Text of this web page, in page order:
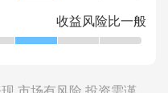
收益风险比一般